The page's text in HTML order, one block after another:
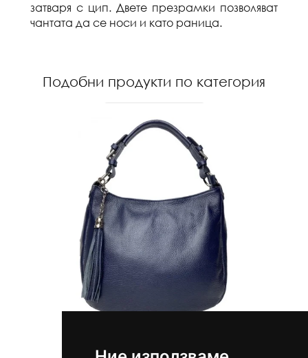
затваря с цип. Двете презрамки позволяват
чантата да се носи и като раница.
Подобни продукти по категория
64.17 €/125.51 лв.